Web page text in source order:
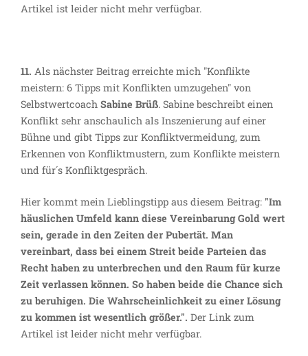
Artikel ist leider nicht mehr verfügbar.
11. Als nächster Beitrag erreichte mich "Konflikte
meistern: 6 Tipps mit Konflikten umzugehen" von
Selbstwertcoach Sabine Brüß. Sabine beschreibt einen
Konflikt sehr anschaulich als Inszenierung auf einer
Bühne und gibt Tipps zur Konfliktvermeidung, zum
Erkennen von Konfliktmustern, zum Konflikte meistern
und für´s Konfliktgespräch.
Hier kommt mein Lieblingstipp aus diesem Beitrag: "Im
häuslichen Umfeld kann diese Vereinbarung Gold wert
sein, gerade in den Zeiten der Pubertät. Man
vereinbart, dass bei einem Streit beide Parteien das
Recht haben zu unterbrechen und den Raum für kurze
Zeit verlassen können. So haben beide die Chance sich
zu beruhigen. Die Wahrscheinlichkeit zu einer Lösung
zu kommen ist wesentlich größer.". Der Link zum
Artikel ist leider nicht mehr verfügbar.